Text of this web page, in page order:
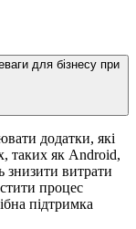
для бізнесу при
додатки, які
таких як Android,
знизити витрати
процес
підтримка